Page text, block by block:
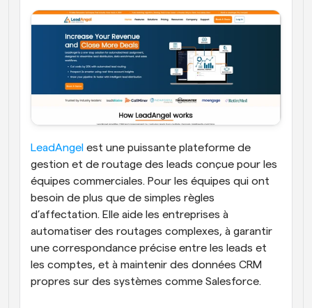
LeadAngel est une puissante plateforme de
gestion et de routage des leads conçue pour les
équipes commerciales. Pour les équipes qui ont
besoin de plus que de simples règles
d’affectation. Elle aide les entreprises à
automatiser des routages complexes, à garantir
une correspondance précise entre les leads et
les comptes, et à maintenir des données CRM
propres sur des systèmes comme Salesforce.